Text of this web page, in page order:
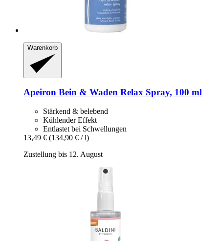
Warenkorb
Apeiron Bein & Waden Relax Spray, 100 ml
Stärkend & belebend
Kühlender Effekt
Entlastet bei Schwellungen
13,49 € (134,90 € / l)
Zustellung bis 12. August